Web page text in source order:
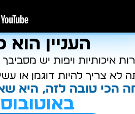
העניין הוא
איכותיות ויפות יש
לא צריך להיות דוגמן או
הכי טובה לזה, היא